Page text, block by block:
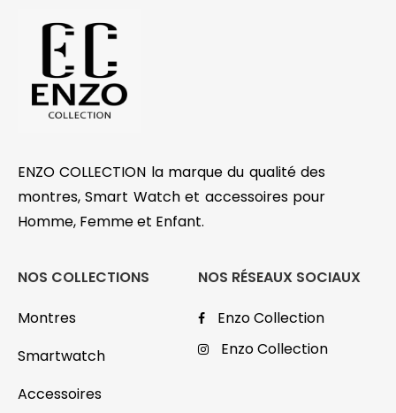
ENZO COLLECTION la marque du qualité des
montres, Smart Watch et accessoires pour
Homme, Femme et Enfant.
NOS COLLECTIONS
Montres
Smartwatch
Accessoires
NOS RÉSEAUX SOCIAUX
Enzo Collection
Enzo Collection